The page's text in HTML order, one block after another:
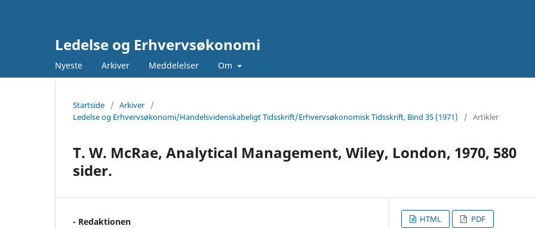
Ledelse og Erhvervsøkonomi
Nyeste Arkiver Meddelelser Om
Startside / Arkiver
/
Ledelse og Erhvervsøkonomi/Handelsvidenskabeligt Tidsskrift/Erhvervsøkonomisk Tidsskrift, Bind 35 (1971)
/ Artikler
T. W. McRae, Analytical Management, Wiley, London, 1970, 580
sider.
- Redaktionen HTML PDF